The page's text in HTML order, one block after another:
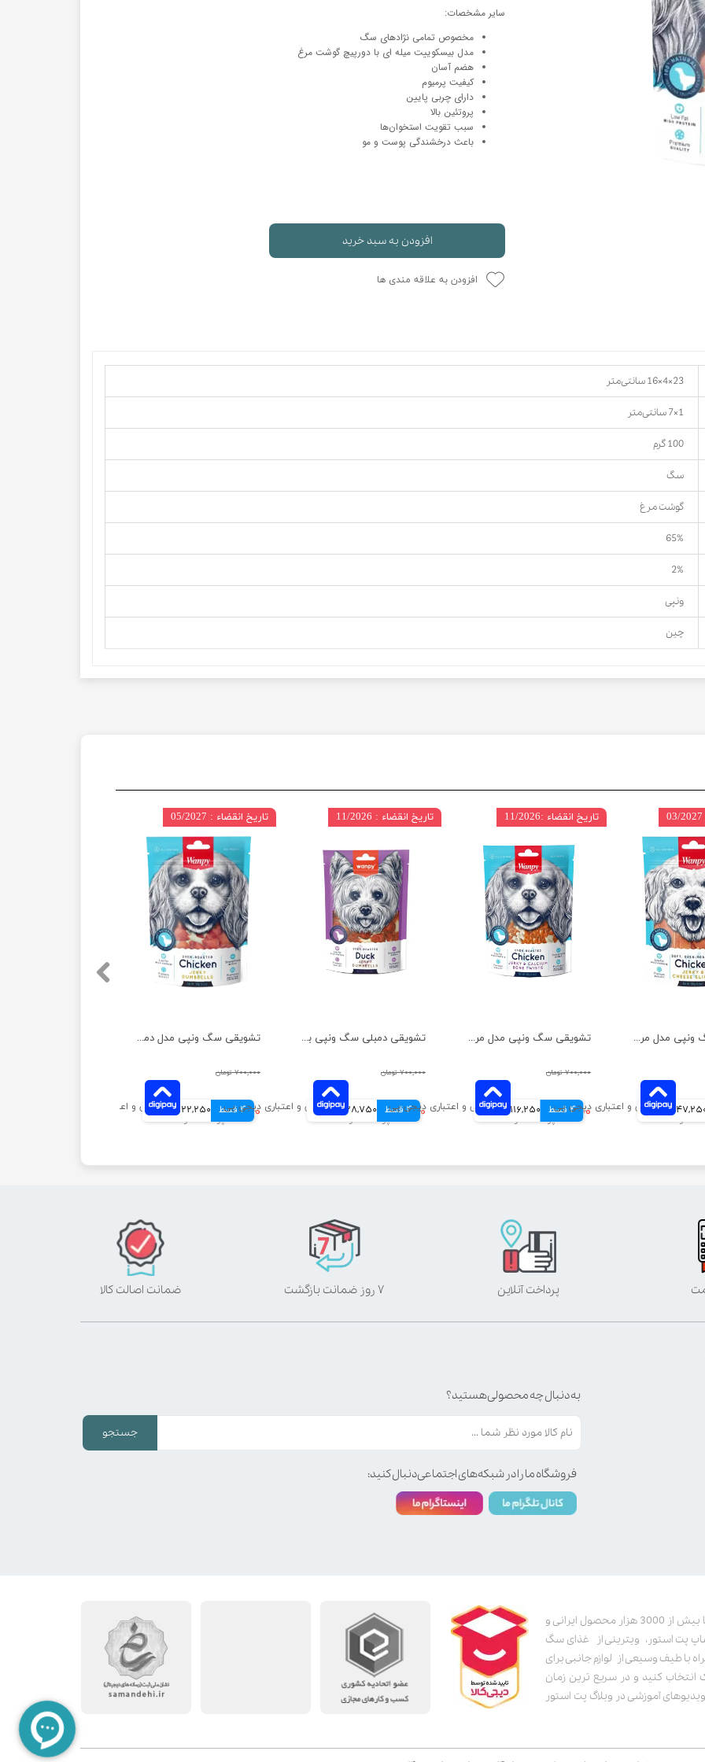
گربه
بچه گربه
گربه
سگ
سایر مشخصات:
مخصوص تمامی نژادهای سگ
مدل بیسکوییت میله ای با دورپیچ گوشت مرغ
هضم آسان
کیفیت پرمیوم
دارای چربی پایین
پروتئین بالا
سبب تقویت استخوان‌ها
باعث درخشندگی پوست و مو
افزودن به سبد خرید
افزودن به علاقه مندی ها
23×4×16 سانتی‌متر
1×7 سانتی‌متر
100 گرم
سگ
گوشت مرغ
65%
2%
ونپی
چین
تشویقی سگ ونپی مدل دمبلی با طعم مرغ وزن 100 گرم
۷۰۰,۰۰۰ تومان
۴۸۹,۰۰۰ تومان
4 قسط 122,250 تومانی
تاریخ انقضاء : 05/2027
تشویقی دمبلی سگ ونپی با طعم اردک وزن 100 گرم
۷۰۰,۰۰۰ تومان
۵۱۵,۰۰۰ تومان
4 قسط 128,750 تومانی
تاریخ انقضاء : 11/2026
تشویقی سگ ونپی مدل مرغ و کلسیم وزن 100 گرم
۷۰۰,۰۰۰ تومان
۴۶۵,۰۰۰ تومان
4 قسط 116,250 تومانی
تاریخ انقضاء :11/2026
تشویقی سگ ونپی مدل مرغ و پنیر وزن 100 گرم
تومانی
پت استور به عنوان یکی از قدیمی‌ترین پت شاپ های اینترنتی با بیش از 3000 هزار محصول ایرانی و
پت استور، ویترینی از غذای سگ
با طیف وسیعی از لوازم جانبی برای
انتخاب کنید و در سریع ترین زمان
آموزشی در وبلاگ پت استور
پرداخت آنلاین ۷ روز ضمانت بازگشت ضمانت اصالت کالا
به دنبال چه محصولی هستید؟
جستجو
فروشگاه ما را در شبکه‌های اجتماعی دنبال کنید: